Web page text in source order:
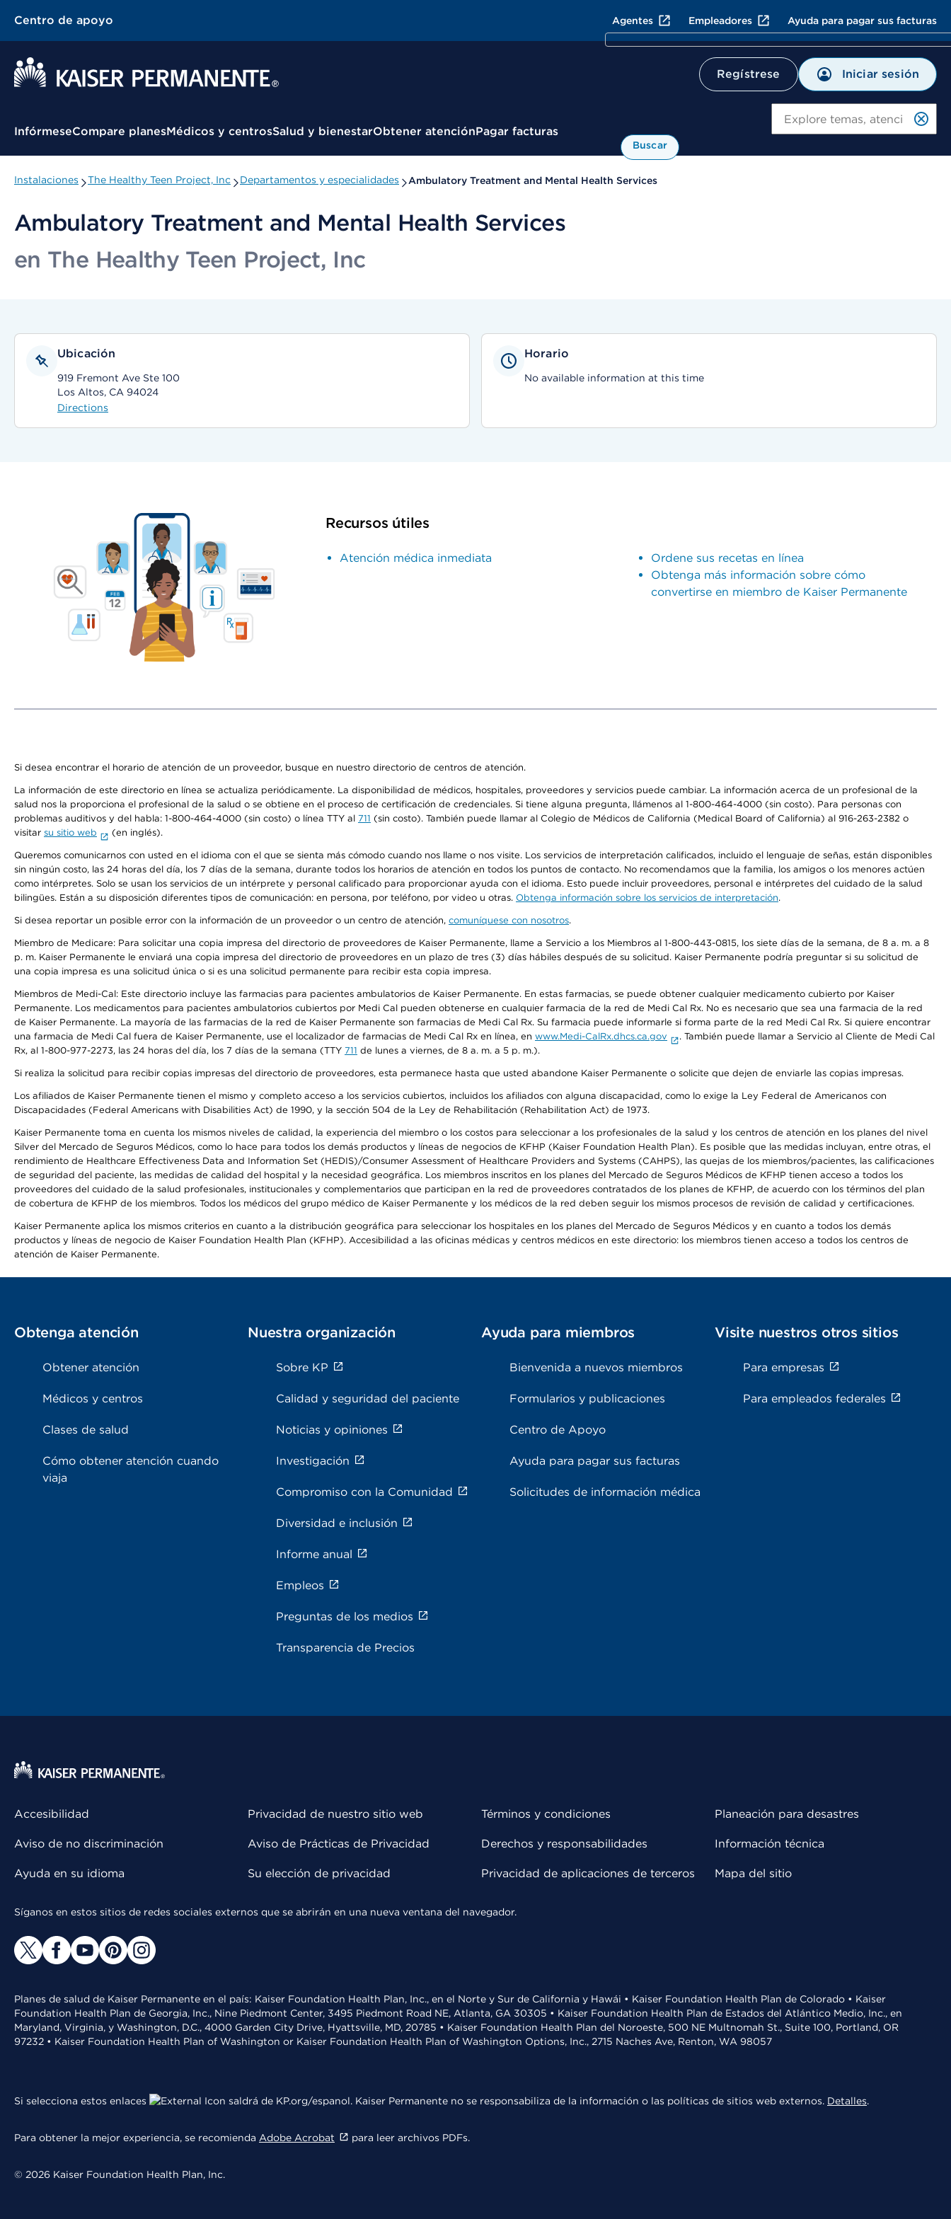
Centro de apoyo Agentes Empleadores Ayuda para pagar sus facturas
Regístrese Iniciar sesión
Menú contextual
InfórmeseCompare planesMédicos y centrosSalud y bienestarObtener atenciónPagar facturas
Buscar
Instalaciones The Healthy Teen Project, Inc Departamentos y especialidades Ambulatory Treatment and Mental Health Services
Ambulatory Treatment and Mental Health Services
en The Healthy Teen Project, Inc
Ubicación
919 Fremont Ave Ste 100
Los Altos, CA 94024
Directions
Horario
No available information at this time
Recursos útiles
Atención médica inmediata
Ordene sus recetas en línea
Obtenga más información sobre cómo
convertirse en miembro de Kaiser Permanente
Si desea encontrar el horario de atención de un proveedor, busque en nuestro directorio de centros de atención.
La información de este directorio en línea se actualiza periódicamente. La disponibilidad de médicos, hospitales, proveedores y servicios puede cambiar. La información acerca de un profesional de la
salud nos la proporciona el profesional de la salud o se obtiene en el proceso de certificación de credenciales. Si tiene alguna pregunta, llámenos al 1-800-464-4000 (sin costo). Para personas con
problemas auditivos y del habla: 1-800-464-4000 (sin costo) o línea TTY al 711 (sin costo). También puede llamar al Colegio de Médicos de California (Medical Board of California) al 916-263-2382 o
visitar su sitio web (en inglés).
Queremos comunicarnos con usted en el idioma con el que se sienta más cómodo cuando nos llame o nos visite. Los servicios de interpretación calificados, incluido el lenguaje de señas, están disponibles
sin ningún costo, las 24 horas del día, los 7 días de la semana, durante todos los horarios de atención en todos los puntos de contacto. No recomendamos que la familia, los amigos o los menores actúen
como intérpretes. Solo se usan los servicios de un intérprete y personal calificado para proporcionar ayuda con el idioma. Esto puede incluir proveedores, personal e intérpretes del cuidado de la salud
bilingües. Están a su disposición diferentes tipos de comunicación: en persona, por teléfono, por video u otras. Obtenga información sobre los servicios de interpretación.
Si desea reportar un posible error con la información de un proveedor o un centro de atención, comuníquese con nosotros.
Miembro de Medicare: Para solicitar una copia impresa del directorio de proveedores de Kaiser Permanente, llame a Servicio a los Miembros al 1-800-443-0815, los siete días de la semana, de 8 a. m. a 8
p. m. Kaiser Permanente le enviará una copia impresa del directorio de proveedores en un plazo de tres (3) días hábiles después de su solicitud. Kaiser Permanente podría preguntar si su solicitud de
una copia impresa es una solicitud única o si es una solicitud permanente para recibir esta copia impresa.
Miembros de Medi-Cal: Este directorio incluye las farmacias para pacientes ambulatorios de Kaiser Permanente. En estas farmacias, se puede obtener cualquier medicamento cubierto por Kaiser
Permanente. Los medicamentos para pacientes ambulatorios cubiertos por Medi Cal pueden obtenerse en cualquier farmacia de la red de Medi Cal Rx. No es necesario que sea una farmacia de la red
de Kaiser Permanente. La mayoría de las farmacias de la red de Kaiser Permanente son farmacias de Medi Cal Rx. Su farmacia puede informarle si forma parte de la red Medi Cal Rx. Si quiere encontrar
una farmacia de Medi Cal fuera de Kaiser Permanente, use el localizador de farmacias de Medi Cal Rx en línea, en www.Medi-CalRx.dhcs.ca.gov
. También puede llamar a Servicio al Cliente de Medi Cal
Rx, al 1-800-977-2273, las 24 horas del día, los 7 días de la semana (TTY 711 de lunes a viernes, de 8 a. m. a 5 p. m.).
Si realiza la solicitud para recibir copias impresas del directorio de proveedores, esta permanece hasta que usted abandone Kaiser Permanente o solicite que dejen de enviarle las copias impresas.
Los afiliados de Kaiser Permanente tienen el mismo y completo acceso a los servicios cubiertos, incluidos los afiliados con alguna discapacidad, como lo exige la Ley Federal de Americanos con
Discapacidades (Federal Americans with Disabilities Act) de 1990, y la sección 504 de la Ley de Rehabilitación (Rehabilitation Act) de 1973.
Kaiser Permanente toma en cuenta los mismos niveles de calidad, la experiencia del miembro o los costos para seleccionar a los profesionales de la salud y los centros de atención en los planes del nivel
Silver del Mercado de Seguros Médicos, como lo hace para todos los demás productos y líneas de negocios de KFHP (Kaiser Foundation Health Plan). Es posible que las medidas incluyan, entre otras, el
rendimiento de Healthcare Effectiveness Data and Information Set (HEDIS)/Consumer Assessment of Healthcare Providers and Systems (CAHPS), las quejas de los miembros/pacientes, las calificaciones
de seguridad del paciente, las medidas de calidad del hospital y la necesidad geográfica. Los miembros inscritos en los planes del Mercado de Seguros Médicos de KFHP tienen acceso a todos los
proveedores del cuidado de la salud profesionales, institucionales y complementarios que participan en la red de proveedores contratados de los planes de KFHP, de acuerdo con los términos del plan
de cobertura de KFHP de los miembros. Todos los médicos del grupo médico de Kaiser Permanente y los médicos de la red deben seguir los mismos procesos de revisión de calidad y certificaciones.
Kaiser Permanente aplica los mismos criterios en cuanto a la distribución geográfica para seleccionar los hospitales en los planes del Mercado de Seguros Médicos y en cuanto a todos los demás
productos y líneas de negocio de Kaiser Foundation Health Plan (KFHP). Accesibilidad a las oficinas médicas y centros médicos en este directorio: los miembros tienen acceso a todos los centros de
atención de Kaiser Permanente.
Obtenga atención
Obtener atención
Médicos y centros
Clases de salud
Cómo obtener atención cuando
viaja
Nuestra organización
Sobre KP
Calidad y seguridad del paciente
Noticias y opiniones
Investigación
Compromiso con la Comunidad
Diversidad e inclusión
Informe anual
Empleos
Preguntas de los medios
Transparencia de Precios
Ayuda para miembros
Bienvenida a nuevos miembros
Formularios y publicaciones
Centro de Apoyo
Ayuda para pagar sus facturas
Solicitudes de información médica
Visite nuestros otros sitios
Para empresas
Para empleados federales
Accesibilidad
Aviso de no discriminación
Ayuda en su idioma
Privacidad de nuestro sitio web
Aviso de Prácticas de Privacidad
Su elección de privacidad
Términos y condiciones
Derechos y responsabilidades
Privacidad de aplicaciones de terceros
Planeación para desastres
Información técnica
Mapa del sitio
Síganos en estos sitios de redes sociales externos que se abrirán en una nueva ventana del navegador.
Planes de salud de Kaiser Permanente en el país: Kaiser Foundation Health Plan, Inc., en el Norte y Sur de California y Hawái • Kaiser Foundation Health Plan de Colorado • Kaiser
Foundation Health Plan de Georgia, Inc., Nine Piedmont Center, 3495 Piedmont Road NE, Atlanta, GA 30305 • Kaiser Foundation Health Plan de Estados del Atlántico Medio, Inc., en
Maryland, Virginia, y Washington, D.C., 4000 Garden City Drive, Hyattsville, MD, 20785 • Kaiser Foundation Health Plan del Noroeste, 500 NE Multnomah St., Suite 100, Portland, OR
97232 • Kaiser Foundation Health Plan of Washington or Kaiser Foundation Health Plan of Washington Options, Inc., 2715 Naches Ave, Renton, WA 98057
Si selecciona estos enlaces saldrá de KP.org/espanol. Kaiser Permanente no se responsabiliza de la información o las políticas de sitios web externos. Detalles.
Para obtener la mejor experiencia, se recomienda Adobe Acrobat para leer archivos PDFs.
© 2026 Kaiser Foundation Health Plan, Inc.